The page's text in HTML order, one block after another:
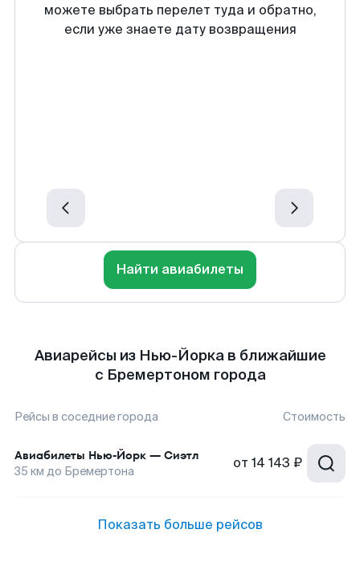
можете выбрать перелет туда и обратно,
если уже знаете дату возвращения
Найти авиабилеты
Авиарейсы из Нью-Йорка в ближайшие
с Бремертоном города
Рейсы в соседние города Стоимость
Авиабилеты Нью-Йорк — Сиэтл
35 км до Бремертона от 14 143 ₽
Показать больше рейсов